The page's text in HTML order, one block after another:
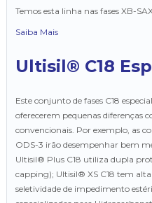
Temos esta linha nas fases XB-
Saiba Mais
Ultisil® C18
Este conjunto de fases C18
oferecerem pequenas diferenças
convencionais. Por exemplo, as
ODS-3 irão desempenhar bem
Ultisil® Plus C18 utiliza dupla
capping); Ultisil® XS C18 tem
seletividade de impedimento